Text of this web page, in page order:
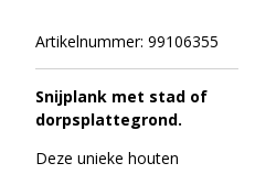
Artikelnummer: 99106355
Snijplank met stad of
dorpsplattegrond.
Deze unieke houten